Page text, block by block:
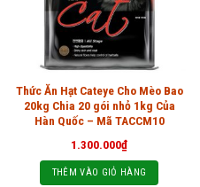
Thức Ăn Hạt Cateye Cho Mèo Bao
20kg Chia 20 gói nhỏ 1kg Của
Hàn Quốc – Mã TACCM10
1.300.000₫
THÊM VÀO GIỎ HÀNG